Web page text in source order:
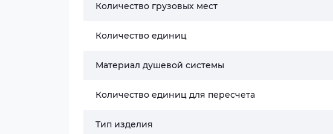
Количество грузовых мест
Количество единиц
Материал душевой системы
Количество единиц для пересчета
Тип изделия